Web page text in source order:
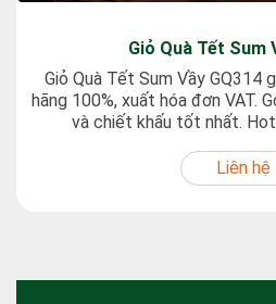
Giỏ Quà Tết Sum
Giỏ Quà Tết Sum Vầy GQ314
hãng 100%, xuất hóa đơn VAT.
và chiết khấu tốt nhất.
Liên hệ